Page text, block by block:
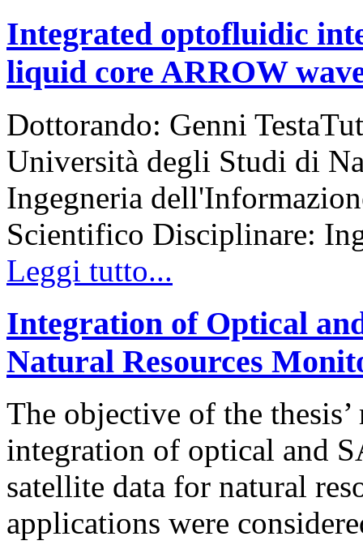
Integrated optofluidic
liquid core ARROW
Dottorando: Genni
Università degli Studi di
Ingegneria
Scientifico Disciplinare:
Leggi tutto...
Integration of Optical
Natural Resources
The objective of the
integration of optical and
satellite data for natural
applications were